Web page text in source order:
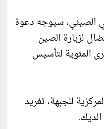
الصيني، سيوجه دعوة
لزيارة الصين
المئوية لتأسيس
للجبهة، تغريد